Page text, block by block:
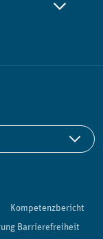
Kompetenzbericht
Barrierefreiheit